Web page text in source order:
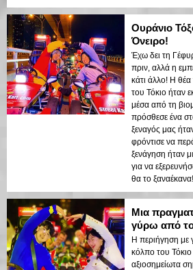
Ουράνιο
Όνειρο!
Έχω δει τη
πριν, αλλά η
κάτι άλλο! Η
του Τόκιο ήταν
μέσα από τη
πρόσθεσε ένα
ξεναγός μας
φρόντισε να
ξενάγηση ήταν
για να
θα το ξαναέκανα!
Μια
γύρω από
Η περιήγηση
κόλπο του
αξιοσημείωτα